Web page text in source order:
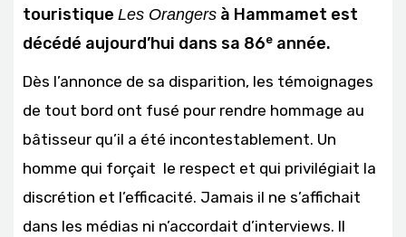
touristique Les Orangers à Hammamet est
décédé aujourd’hui dans sa 86e année.
Dès l’annonce de sa disparition, les témoignages
de tout bord ont fusé pour rendre hommage au
bâtisseur qu’il a été incontestablement. Un
homme qui forçait le respect et qui privilégiait la
discrétion et l’efficacité. Jamais il ne s’affichait
dans les médias ni n’accordait d’interviews. Il